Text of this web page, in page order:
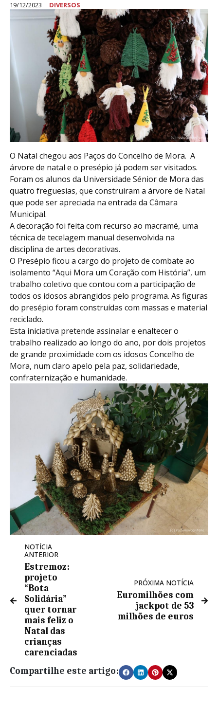
19/12/2023 DIVERSOS
O Natal chegou aos Paços do Concelho de Mora. A
árvore de natal e o presépio já podem ser visitados.
Foram os alunos da Universidade Sénior de Mora das
quatro freguesias, que construiram a árvore de Natal
que pode ser apreciada na entrada da Câmara
Municipal.
A decoração foi feita com recurso ao macramé, uma
técnica de tecelagem manual desenvolvida na
disciplina de artes decorativas.
O Presépio ficou a cargo do projeto de combate ao
isolamento “Aqui Mora um Coração com História”, um
trabalho coletivo que contou com a participação de
todos os idosos abrangidos pelo programa. As figuras
do presépio foram construídas com massas e material
reciclado.
Esta iniciativa pretende assinalar e enaltecer o
trabalho realizado ao longo do ano, por dois projetos
de grande proximidade com os idosos Concelho de
Mora, num claro apelo pela paz, solidariedade,
confraternização e humanidade.
NOTÍCIA
ANTERIOR
Estremoz:
projeto
“Bota
Solidária”
quer tornar
mais feliz o
Natal das
crianças
carenciadas
PRÓXIMA NOTÍCIA
Euromilhões com
jackpot de 53
milhões de euros
Compartilhe este artigo: